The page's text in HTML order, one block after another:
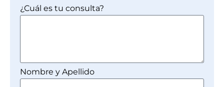
¿Cuál es tu consulta?
Nombre y Apellido